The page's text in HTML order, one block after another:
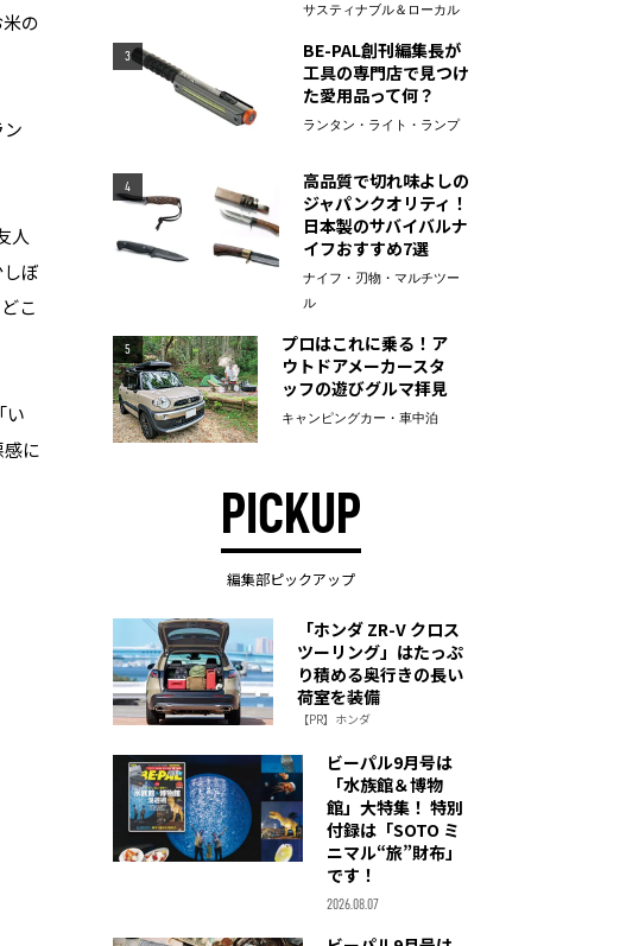
の
人
ぼ
こ
い
に
サスティナブル＆ローカル
3
BE-PAL創刊編集長が
工具の専門店で見つけ
た愛用品って何？
ランタン・ライト・ランプ
4
高品質で切れ味よしの
ジャパンクオリティ！
日本製のサバイバルナ
イフおすすめ7選
ナイフ・刃物・マルチツー
ル
5
プロはこれに乗る！ア
ウトドアメーカースタ
ッフの遊びグルマ拝見
キャンピングカー・車中泊
PICKUP
編集部ピックアップ
「ホンダ ZR-V クロス
ツーリング」はたっぷ
り積める奥行きの長い
荷室を装備
【PR】ホンダ
ビーパル9月号は
「水族館＆博物
館」大特集！ 特別
付録は「SOTO ミ
ニマル“旅”財布」
です！
2026.08.07